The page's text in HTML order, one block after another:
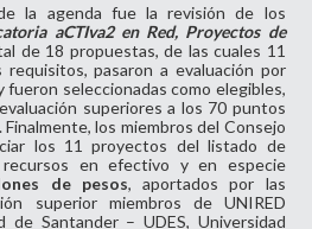
la agenda fue la revisión de los
aCTIva2 en Red, Proyectos de
de 18 propuestas, de las cuales 11
pasaron a evaluación por
seleccionadas como elegibles,
superiores a los 70 puntos
los miembros del Consejo
los 11 proyectos del listado de
en efectivo y en especie
de pesos, aportados por las
superior miembros de UNIRED
de Santander – UDES, Universidad